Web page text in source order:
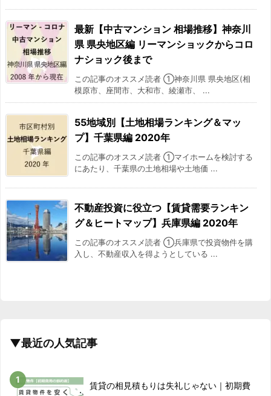
最新【中古マンション 相場推移】神奈川
県 県央地区編 リーマンショックからコロ
ナショック後まで
この記事のオススメ読者 ①神奈川県 県央地区(相
模原市、座間市、大和市、綾瀬市、 ...
55地域別【土地相場ランキング＆マッ
プ】千葉県編 2020年
この記事のオススメ読者 ①マイホームを検討する
にあたり、千葉県の土地相場や土地価 ...
不動産投資に役立つ【賃貸需要ランキン
グ＆ヒートマップ】兵庫県編 2020年
この記事のオススメ読者 ①兵庫県で投資物件を購
入し、不動産収入を得ようとしている ...
▼最近の人気記事
賃貸の相見積もりは失礼じゃない｜初期費